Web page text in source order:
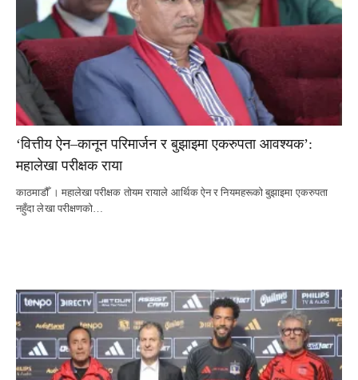
‘वित्तीय ऐन–कानून परिमार्जन र बुझाइमा एकरुपता आवश्यक’:
महालेखा परीक्षक राया
काठमाडौँ । महालेखा परीक्षक तोयम रायाले आर्थिक ऐन र नियमहरूको बुझाइमा एकरुपता
नहुँदा लेखा परीक्षणको…